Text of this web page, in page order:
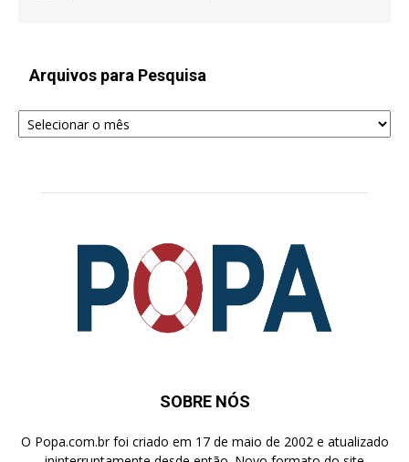
Arquivos para Pesquisa
Arquivos
para
SOBRE NÓS
O Popa.com.br foi criado em 17 de maio de 2002 e atualizado